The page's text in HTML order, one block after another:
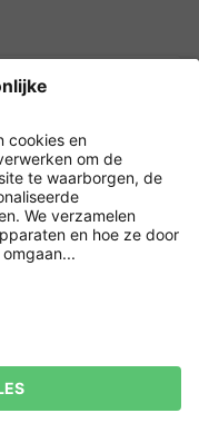
Leveringsvoorwaarden
Cookie-instellingen